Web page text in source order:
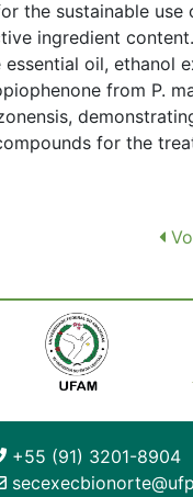
the sustainable use
ingredient
oil, ethanol
from P.
for the
+55 (91) 3201-8904